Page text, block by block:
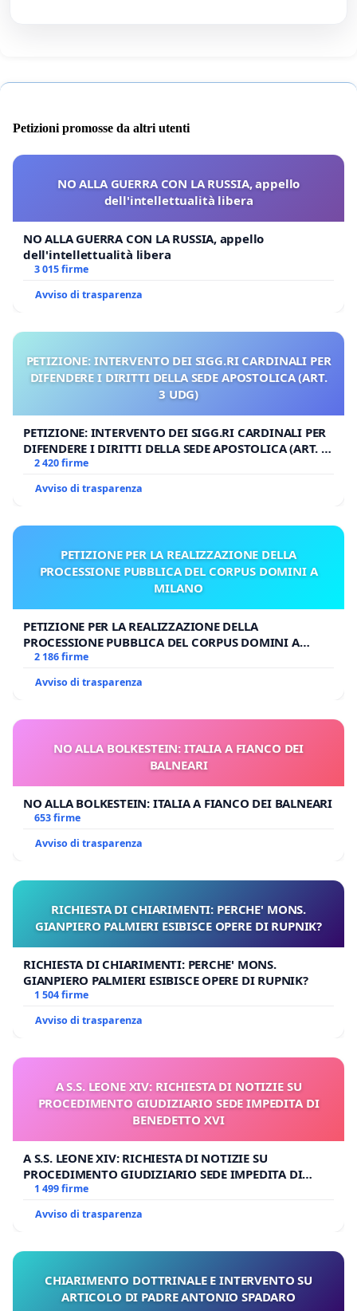
Petizioni promosse da altri utenti
NO ALLA GUERRA CON LA RUSSIA, appello
dell'intellettualità libera
NO ALLA GUERRA CON LA RUSSIA, appello
dell'intellettualità libera
3 015 firme
Avviso di trasparenza
PETIZIONE: INTERVENTO DEI SIGG.RI CARDINALI PER
DIFENDERE I DIRITTI DELLA SEDE APOSTOLICA (ART.
3 UDG)
PETIZIONE: INTERVENTO DEI SIGG.RI CARDINALI PER
DIFENDERE I DIRITTI DELLA SEDE APOSTOLICA (ART. 3
UDG)
2 420 firme
Avviso di trasparenza
PETIZIONE PER LA REALIZZAZIONE DELLA
PROCESSIONE PUBBLICA DEL CORPUS DOMINI A
MILANO
PETIZIONE PER LA REALIZZAZIONE DELLA
PROCESSIONE PUBBLICA DEL CORPUS DOMINI A
MILANO
2 186 firme
Avviso di trasparenza
NO ALLA BOLKESTEIN: ITALIA A FIANCO DEI
BALNEARI
NO ALLA BOLKESTEIN: ITALIA A FIANCO DEI BALNEARI
653 firme
Avviso di trasparenza
RICHIESTA DI CHIARIMENTI: PERCHE' MONS.
GIANPIERO PALMIERI ESIBISCE OPERE DI RUPNIK?
RICHIESTA DI CHIARIMENTI: PERCHE' MONS.
GIANPIERO PALMIERI ESIBISCE OPERE DI RUPNIK?
1 504 firme
Avviso di trasparenza
A S.S. LEONE XIV: RICHIESTA DI NOTIZIE SU
PROCEDIMENTO GIUDIZIARIO SEDE IMPEDITA DI
BENEDETTO XVI
A S.S. LEONE XIV: RICHIESTA DI NOTIZIE SU
PROCEDIMENTO GIUDIZIARIO SEDE IMPEDITA DI
BENEDETTO XVI
1 499 firme
Avviso di trasparenza
CHIARIMENTO DOTTRINALE E INTERVENTO SU
ARTICOLO DI PADRE ANTONIO SPADARO